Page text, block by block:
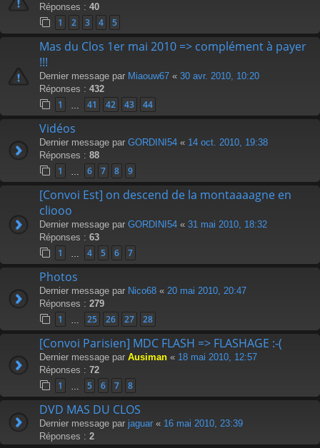
Réponses : 40
1 2 3 4 5
Mas du Clos 1er mai 2010 => complément à payer
!!!
Dernier message par Miaouw67 « 30 avr. 2010, 10:20
Réponses : 432
1 41 42 43 44
Vidéos
Dernier message par GORDINI54 « 14 oct. 2010, 19:38
Réponses : 88
1 6 7 8 9
[Convoi Est] on descend de la montaaaagne en
cliooo
Dernier message par GORDINI54 « 31 mai 2010, 18:32
Réponses : 63
1 4 5 6 7
Photos
Dernier message par Nico68 « 20 mai 2010, 20:47
Réponses : 279
1 25 26 27 28
[Convoi Parisien] MDC FLASH => FLASHAGE :-(
Dernier message par Ausiman « 18 mai 2010, 12:57
Réponses : 72
1 5 6 7 8
DVD MAS DU CLOS
Dernier message par jaguar « 16 mai 2010, 23:39
Réponses : 2